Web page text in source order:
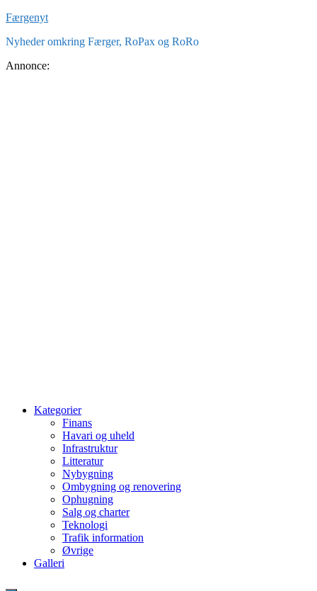
Skip
content
Færgenyt
Nyheder omkring Færger, RoPax og RoRo
Annonce:
Kategorier
Finans
Havari og uheld
Infrastruktur
Litteratur
Nybygning
Ombygning og renovering
Ophugning
Salg og charter
Teknologi
Trafik information
Øvrige
Galleri